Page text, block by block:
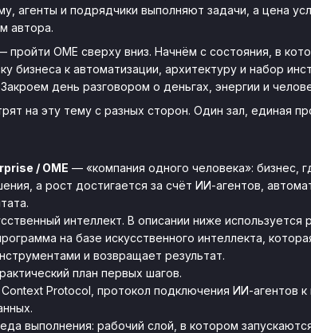
агенты и подрядчики выполняют задачи, а цена
автора.
пройти OME сверху вниз. Начнём с состояния, в
бизнеса к автоматизации, архитектуру и набор
день разговором о деньгах, энергии и
на эту тему с разных сторон. Один зал, единая
/ OME — «компания одного человека»: бизнес,
а рост достигается за счёт ИИ-агентов,
интеллект. В описании ниже используется
на базе искусственного интеллекта,
и возвращает результат.
план первых шагов.
Protocol, протокол подключения ИИ-агентов
выполнения: рабочий слой, в котором